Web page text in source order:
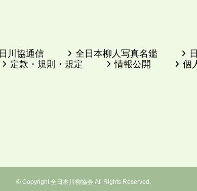
日川協通信 全日本柳人写真名鑑
定款・規則・規定
情報公開 個
© Copyright 全日本川柳協会 All Rights Reserved.